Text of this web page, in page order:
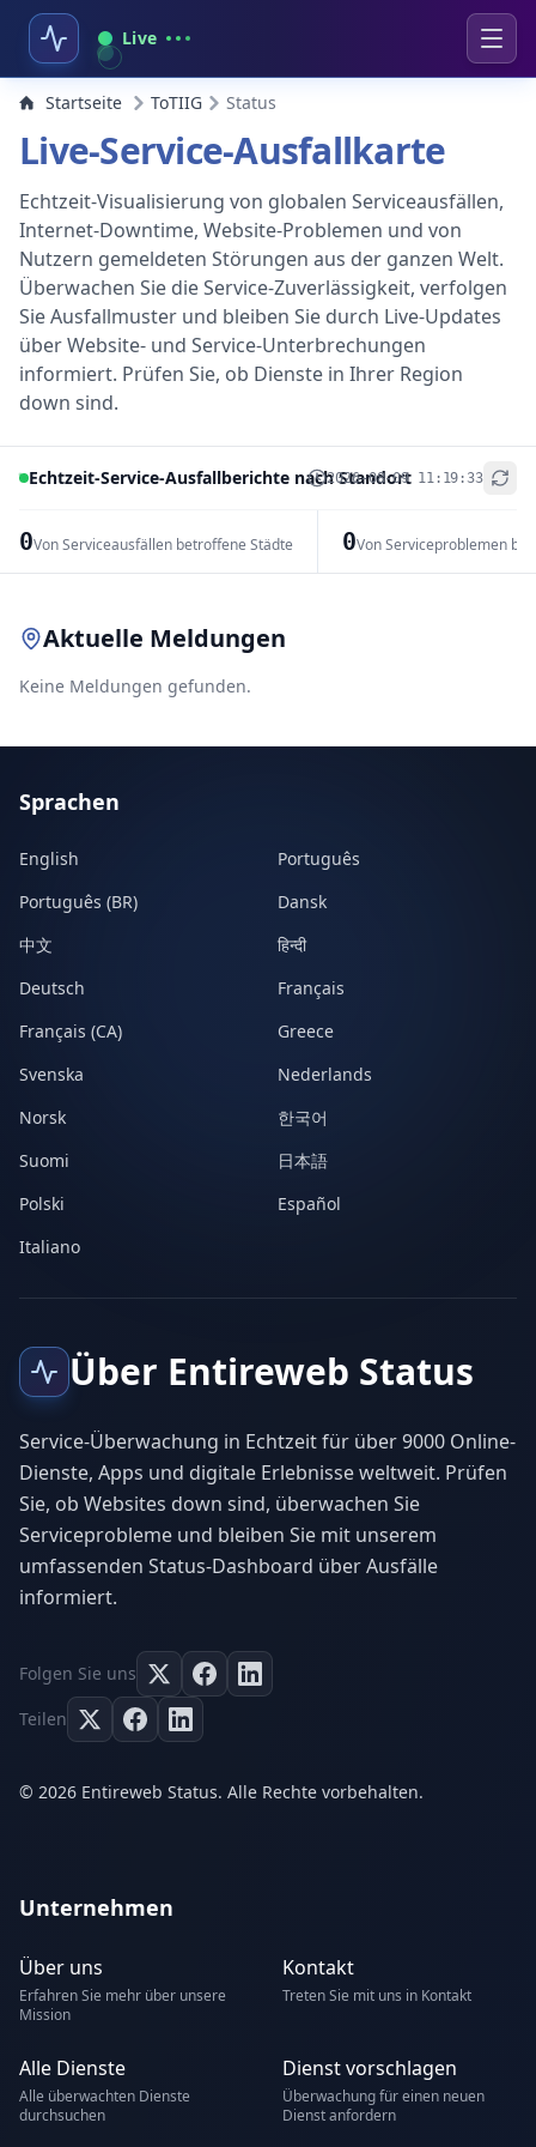
Live
Startseite ToTIIG Status
Live-Service-Ausfallkarte
Echtzeit-Visualisierung von globalen Serviceausfällen,
Internet-Downtime, Website-Problemen und von
Nutzern gemeldeten Störungen aus der ganzen Welt.
Überwachen Sie die Service-Zuverlässigkeit, verfolgen
Sie Ausfallmuster und bleiben Sie durch Live-Updates
über Website- und Service-Unterbrechungen
informiert. Prüfen Sie, ob Dienste in Ihrer Region
down sind.
Echtzeit-Service-Ausfallberichte nach Standort
2026-08-09 11:19:33
0Von Serviceausfällen betroffene Städte 0Von Serviceproblemen
+
Aktuelle Meldungen
Keine Meldungen gefunden.
Sprachen
English
Português
Português (BR)
Dansk
中文
हिन्दी
Deutsch
Français
Français (CA)
Greece
Svenska
Nederlands
Norsk
한국어
Suomi
日本語
Polski
Español
Italiano
Über Entireweb Status
Service-Überwachung in Echtzeit für über 9000 Online-
Dienste, Apps und digitale Erlebnisse weltweit. Prüfen
Sie, ob Websites down sind, überwachen Sie
Serviceprobleme und bleiben Sie mit unserem
umfassenden Status-Dashboard über Ausfälle
informiert.
Folgen Sie uns
Teilen
© 2026 Entireweb Status. Alle Rechte vorbehalten.
Unternehmen
Über uns
Erfahren Sie mehr über unsere
Mission
Kontakt
Treten Sie mit uns in Kontakt
Alle Dienste
Alle überwachten Dienste
durchsuchen
Dienst vorschlagen
Überwachung für einen neuen
Dienst anfordern